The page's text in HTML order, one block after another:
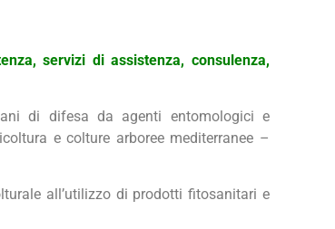
servizi di assistenza, consulenza,
di difesa da agenti entomologici e
e colture arboree mediterranee –
all’utilizzo di prodotti fitosanitari e